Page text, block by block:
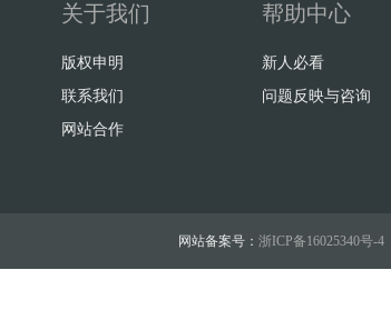
关于我们
版权申明
联系我们
网站合作
帮助中心
新人必看
问题反映与咨询
网站备案号： 浙ICP备16025340号-4